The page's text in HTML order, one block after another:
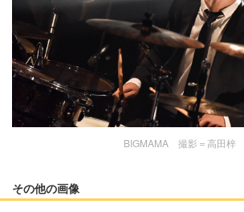
BIGMAMA 撮影＝高田梓
その他の画像